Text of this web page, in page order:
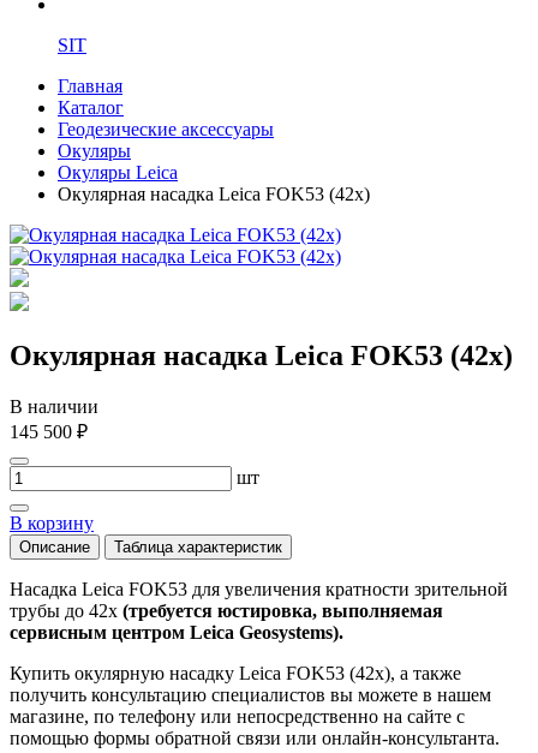
SIT
Главная
Каталог
Геодезические аксессуары
Окуляры
Окуляры Leica
Окулярная насадка Leica FOK53 (42x)
Окулярная насадка Leica FOK53 (42x)
В наличии
145 500 ₽
шт
В корзину
Описание Таблица характеристик
Насадка Leica FOK53 для увеличения кратности зрительной
трубы до 42x (требуется юстировка, выполняемая
сервисным центром Leica Geosystems).
Купить окулярную насадку Leica FOK53 (42x), а также
получить консультацию специалистов вы можете в нашем
магазине, по телефону или непосредственно на сайте с
помощью формы обратной связи или онлайн-консультанта.